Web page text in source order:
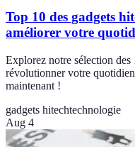
Top 10 des gadgets
améliorer votre
Explorez notre sélection
révolutionner votre
maintenant !
gadgets hitechtechnologie
Aug 4